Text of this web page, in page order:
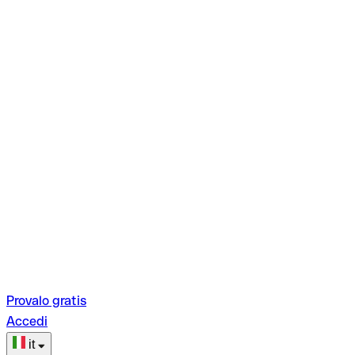
Provalo gratis
Accedi
it